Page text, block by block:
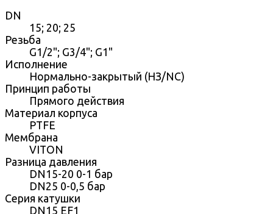
DN
15; 20; 25
Резьба
G1/2"; G3/4"; G1"
Исполнение
Нормально-закрытый (НЗ/NC)
Принцип работы
Прямого действия
Материал корпуса
PTFE
Мембрана
VITON
Разница давления
DN15-20 0-1 бар
DN25 0-0,5 бар
Серия катушки
DN15 EF1